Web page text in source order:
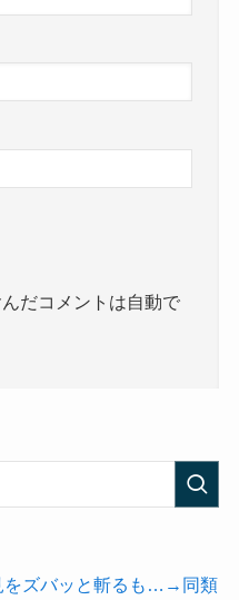
だコメントは自動で
をズバッと斬るも…→同類